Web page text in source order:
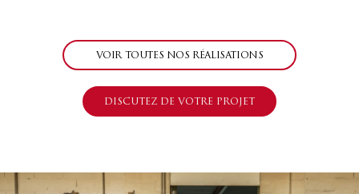
VOIR TOUTES NOS RÉALISATIONS
DISCUTEZ DE VOTRE PROJET